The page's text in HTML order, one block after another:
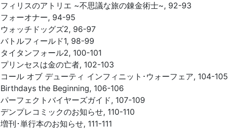
フィリスのアトリエ ~不思議な旅の錬金術士~, 92-93
フォーオナー, 94-95
ウォッチドッグズ2, 96-97
バトルフィールド1, 98-99
タイタンフォール2, 100-101
プリンセスは金の亡者, 102-103
コール オブ デューティ インフィニット･ウォーフェア, 104-105
Birthdays the Beginning, 106-106
パーフェクトバイヤーズガイド, 107-109
デンプレコミックのお知らせ, 110-110
増刊･単行本のお知らせ, 111-111